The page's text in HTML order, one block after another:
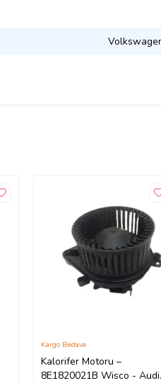
Kalorifer Motoru –
8E1820021B Wisco - Audi
Kargo Bedava